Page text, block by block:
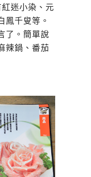
迷小染、元
鳳千叟等。
了。簡單說
辣鍋、番茄